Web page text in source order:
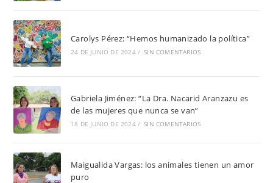
Carolys Pérez: “Hemos humanizado la política”
24 DE JUNIO DE 2024 / SIN COMENTARIOS
Gabriela Jiménez: “La Dra. Nacarid Aranzazu es
de las mujeres que nunca se van”
18 DE JUNIO DE 2024 / SIN COMENTARIOS
Maigualida Vargas: los animales tienen un amor
puro